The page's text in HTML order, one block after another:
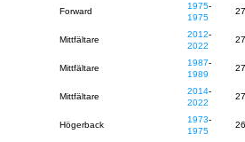
Forward
1975-
1975
27
Mittfältare
2012-
2022
27
Mittfältare
1987-
1989
27
Mittfältare
2014-
2022
27
Högerback
1973-
1975
26